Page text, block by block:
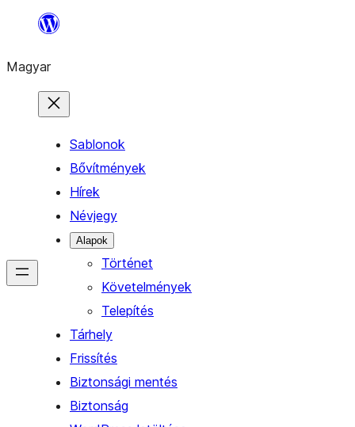
Ugrás
tartalomhoz
Magyar
Sablonok
Bővítmények
Hírek
Névjegy
Alapok
Történet
Követelmények
Telepítés
Tárhely
Frissítés
Biztonsági mentés
Biztonság